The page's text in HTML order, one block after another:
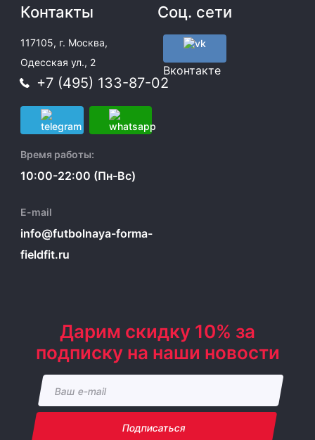
Контакты
117105, г. Москва,
Одесская ул., 2
+7 (495) 133-87-02
Время работы:
10:00-22:00 (Пн-Вс)
E-mail
info@futbolnaya-forma-
fieldfit.ru
Соц. сети
Вконтакте
Дарим скидку 10% за
подписку на наши новости
Подписаться